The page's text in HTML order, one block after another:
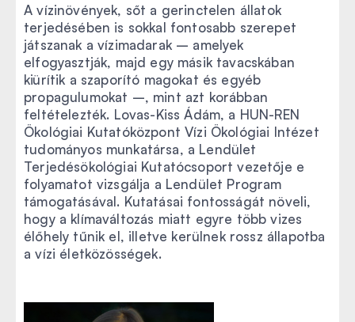
A vízinövények, sőt a gerinctelen állatok
terjedésében is sokkal fontosabb szerepet
játszanak a vízimadarak – amelyek
elfogyasztják, majd egy másik tavacskában
kiürítik a szaporító magokat és egyéb
propagulumokat –, mint azt korábban
feltételezték. Lovas-Kiss Ádám, a HUN-REN
Ökológiai Kutatóközpont Vízi Ökológiai Intézet
tudományos munkatársa, a Lendület
Terjedésökológiai Kutatócsoport vezetője e
folyamatot vizsgálja a Lendület Program
támogatásával. Kutatásai fontosságát növeli,
hogy a klímaváltozás miatt egyre több vizes
élőhely tűnik el, illetve kerülnek rossz állapotba
a vízi életközösségek.